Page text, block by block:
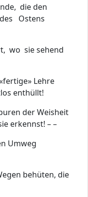
die den
Ostens
wo sie sehend
Lehre
enthüllt!
der Weisheit
erkennst! – –
Umweg
behüten, die